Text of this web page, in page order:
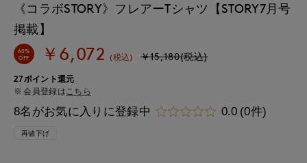
《コラボSTORY》フレアーTシャツ【STORY7月号
掲載】
60%
OFF
￥6,072 (税込) ￥15,180(税込)
27ポイント還元
会員登録はこちら
8名がお気に入りに登録中 0.0 (0件)
再値下げ